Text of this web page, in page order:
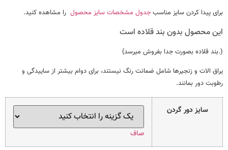
تومان ۳,۰۸۹,۰۰۰
برای پیدا کردن سایز مناسبجدول مشخصات سایز محصول را مشاهده کنید.
این محصول بدون بند قلاده است
(.بند قلاده بصورت جدا بفروش میرسد)
یراق الات و زنجیرها شامل ضمانت رنگ نیستند، برای دوام بیشتر از ساییدگی و
رطوبت دور بمانند.
سایز دور گردن
صاف